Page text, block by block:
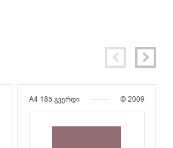
A4 185 გვერდი © 2009